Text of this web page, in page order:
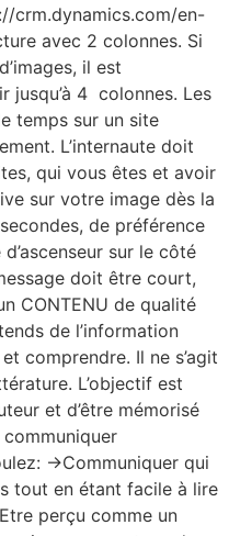
crm.dynamics.com/en-
avec 2 colonnes. Si
il est
jusqu’à 4 colonnes. Les
temps sur un site
L’internaute doit
qui vous êtes et avoir
sur votre image dès la
de préférence
sur le côté
doit être court,
CONTENU de qualité
de l’information
comprendre. Il ne s’agit
L’objectif est
et d’être mémorisé
->Communiquer qui
tout en étant facile à lire
perçu comme un